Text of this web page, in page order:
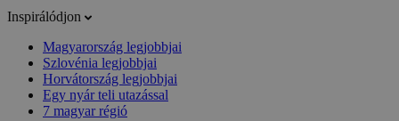
Inspirálódjon
Magyarország legjobbjai
Szlovénia legjobbjai
Horvátország legjobbjai
Egy nyár teli utazással
7 magyar régió